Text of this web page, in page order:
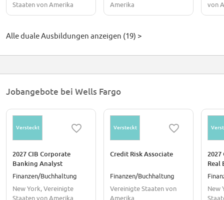
Staaten von Amerika
Amerika
von
Alle duale Ausbildungen anzeigen (19) >
Jobangebote bei Wells Fargo
Versteckt
2027 CIB Corporate
Banking Analyst
Program - Early Careers
Finanzen/Buchhaltung
New York, Vereinigte
Staaten von Amerika
Versteckt
Credit Risk Associate
Finanzen/Buchhaltung
Vereinigte Staaten von
Amerika
2027
Real
New